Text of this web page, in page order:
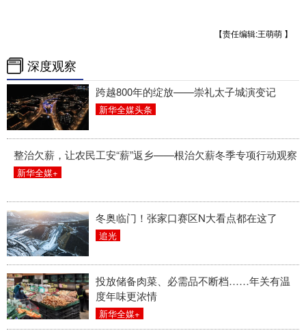
【责任编辑:王萌萌 】
深度观察
跨越800年的绽放——崇礼太子城演变记
新华全媒头条
整治欠薪，让农民工安“薪”返乡——根治欠薪冬季专项行动观察
新华全媒+
冬奥临门！张家口赛区N大看点都在这了
追光
投放储备肉菜、必需品不断档……年关有温
度年味更浓情
新华全媒+